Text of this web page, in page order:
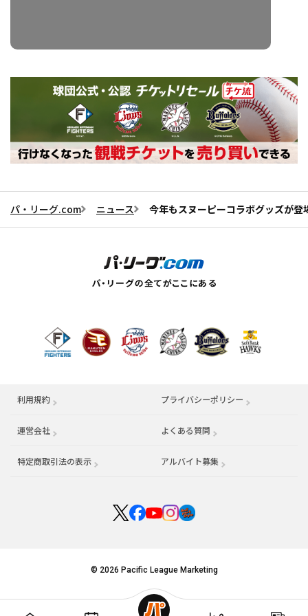
パ・リーグ.com ニュース 今年もスヌーピーコラボグッズが
利用規約 プライバシーポリシー
運営会社 （別ウィンドウで開く） よくある質問
特定商取引法の表示 アルバイト募集 （別ウィンドウで開く
© 2026 Pacific League Marketing